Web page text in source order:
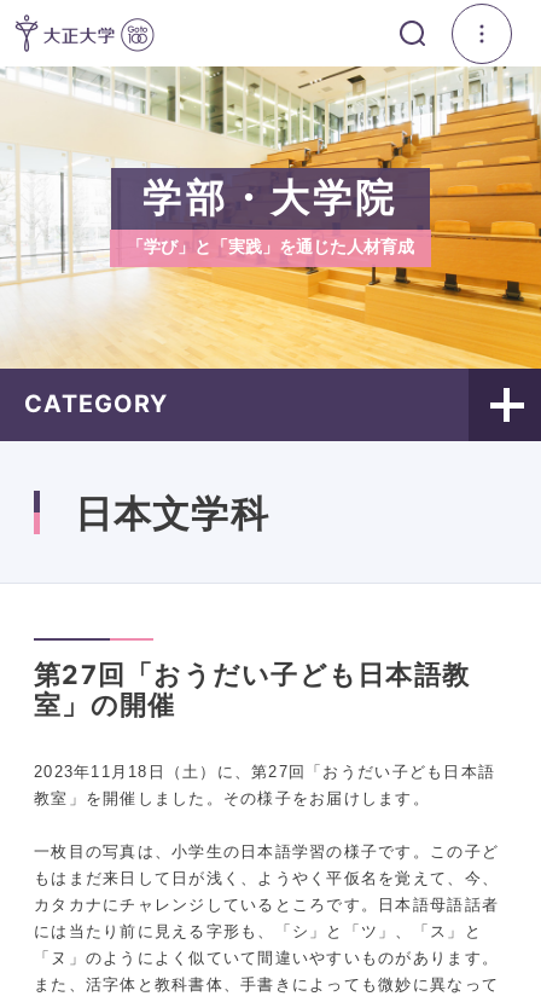
学部・大学院
「学び」と「実践」を通じた人材育成
CATEGORY
日本文学科
第27回「おうだい子ども日本語教
室」の開催
2023年11月18日（土）に、第27回「おうだい子ども日本語
教室」を開催しました。その様子をお届けします。
一枚目の写真は、小学生の日本語学習の様子です。この子ど
もはまだ来日して日が浅く、ようやく平仮名を覚えて、今、
カタカナにチャレンジしているところです。日本語母語話者
には当たり前に見える字形も、「シ」と「ツ」、「ス」と
「ヌ」のようによく似ていて間違いやすいものがあります。
また、活字体と教科書体、手書きによっても微妙に異なって